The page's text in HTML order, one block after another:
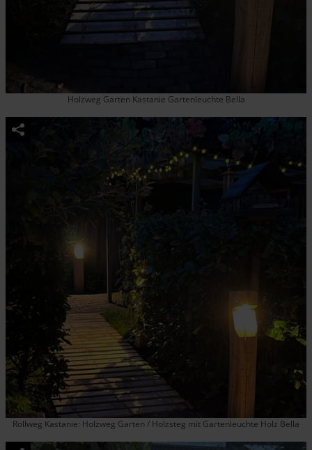
Holzweg Garten Kastanie Gartenleuchte Bella
Rollweg Kastanie: Holzweg Garten / Holzsteg mit Gartenleuchte Holz Bella